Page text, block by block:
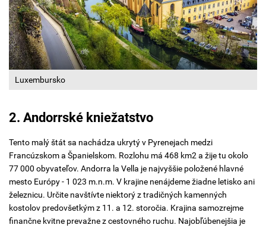
Luxembursko
2. Andorrské kniežatstvo
Tento malý štát sa nachádza ukrytý v Pyrenejach medzi
Francúzskom a Španielskom. Rozlohu má 468 km2 a žije tu okolo
77 000 obyvateľov. Andorra la Vella je najvyššie položené hlavné
mesto Európy - 1 023 m.n.m. V krajine nenájdeme žiadne letisko ani
železnicu. Určite navštívte niektorý z tradičných kamenných
kostolov predovšetkým z 11. a 12. storočia. Krajina samozrejme
finančne kvitne prevažne z cestovného ruchu. Najobľúbenejšia je